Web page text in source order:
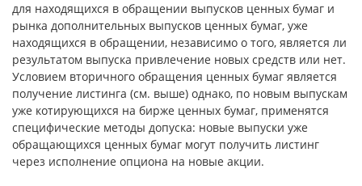
для находящихся в обращении выпусков ценных бумаг и
рынка дополнительных выпусков ценных бумаг, уже
находящихся в обращении, независимо о того, является ли
результатом выпуска привлечение новых средств или нет.
Условием вторичного обращения ценных бумаг является
получение листинга (см. выше) однако, по новым выпускам
уже котирующихся на бирже ценных бумаг, применятся
специфические методы допуска: новые выпуски уже
обращающихся ценных бумаг могут получить листинг
через исполнение опциона на новые акции.